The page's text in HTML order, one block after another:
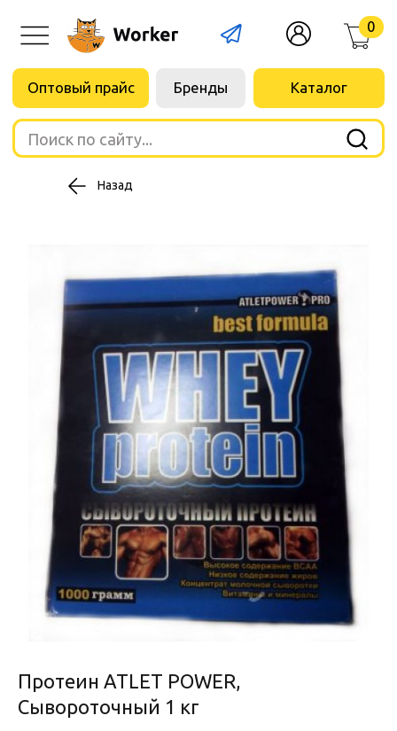
Поиск по сайту...
Назад
Протеин ATLET POWER,
Сывороточный 1 кг